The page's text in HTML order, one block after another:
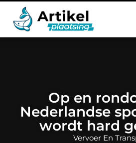
Op en
Nederlandse
wordt hard
Vervoer En